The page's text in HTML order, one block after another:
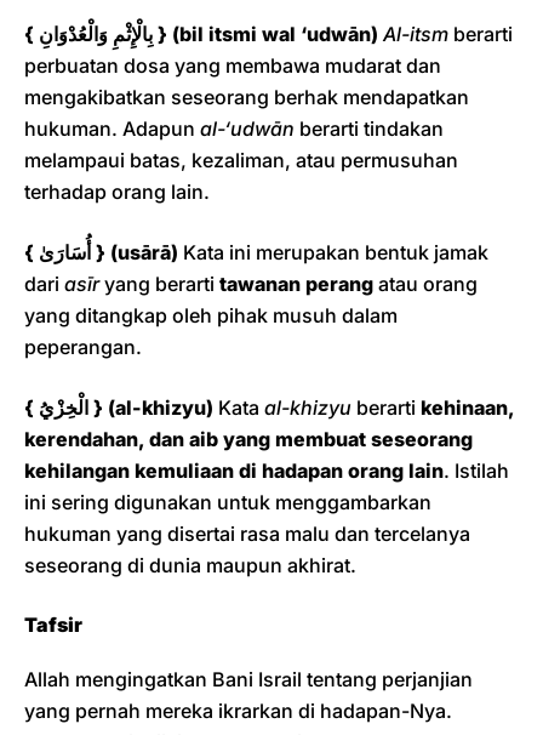
{ بِالْإِثْمِ وَالْعُدْوَانِ } (bil itsmi wal ‘udwān)Al-itsm berarti
perbuatan dosa yang membawa mudarat dan
mengakibatkan seseorang berhak mendapatkan
hukuman. Adapun al-‘udwān berarti tindakan
melampaui batas, kezaliman, atau permusuhan
terhadap orang lain.
{ أُسَارَىٰ } (usārā) Kata ini merupakan bentuk jamak
dari asīryang berarti tawanan perang atau orang
yang ditangkap oleh pihak musuh dalam
peperangan.
{ الْخِزْيُ } (al-khizyu) Kata al-khizyu berarti kehinaan,
kerendahan, dan aib yang membuat seseorang
kehilangan kemuliaan di hadapan orang lain. Istilah
ini sering digunakan untuk menggambarkan
hukuman yang disertai rasa malu dan tercelanya
seseorang di dunia maupun akhirat.
Tafsir
Allah mengingatkan Bani Israil tentang perjanjian
yang pernah mereka ikrarkan di hadapan-Nya.